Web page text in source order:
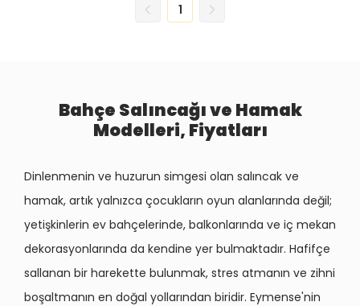
1
Bahçe Salıncağı ve Hamak
Modelleri, Fiyatları
Dinlenmenin ve huzurun simgesi olan salıncak ve
hamak, artık yalnızca çocukların oyun alanlarında değil;
yetişkinlerin ev bahçelerinde, balkonlarında ve iç mekan
dekorasyonlarında da kendine yer bulmaktadır. Hafifçe
sallanan bir harekette bulunmak, stres atmanın ve zihni
boşaltmanın en doğal yollarından biridir. Eymense'nin